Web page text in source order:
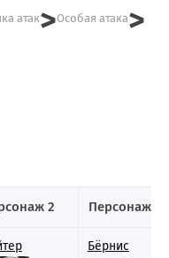
атак>Особая атака>
2 Персонаж 3
Бёрнис